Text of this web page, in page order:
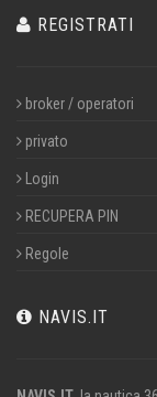
REGISTRATI
broker / operatori
privato
Login
RECUPERA PIN
Regole
NAVIS.IT